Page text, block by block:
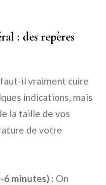
: des repères
il vraiment cuire
indications, mais
la taille de vos
de votre
6 minutes) : On